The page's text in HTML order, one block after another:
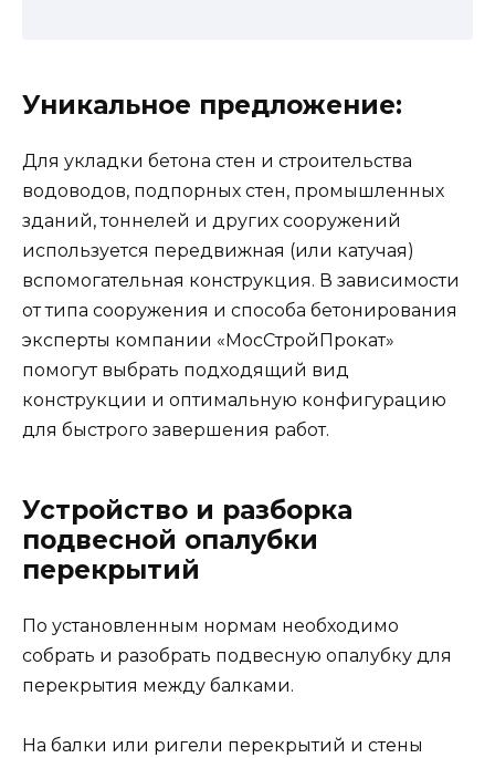
Уникальное предложение:
Для укладки бетона стен и строительства
водоводов, подпорных стен, промышленных
зданий, тоннелей и других сооружений
используется передвижная (или катучая)
вспомогательная конструкция. В зависимости
от типа сооружения и способа бетонирования
эксперты компании «МосСтройПрокат»
помогут выбрать подходящий вид
конструкции и оптимальную конфигурацию
для быстрого завершения работ.
Устройство и разборка
подвесной опалубки
перекрытий
По установленным нормам необходимо
собрать и разобрать подвесную опалубку для
перекрытия между балками.
На балки или ригели перекрытий и стены